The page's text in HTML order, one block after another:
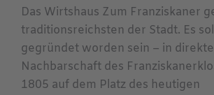
Das Wirtshaus Zum Franziskaner
traditionsreichsten der Stadt. Es
gegründet worden sein – in
Nachbarschaft des
1805 auf dem Platz des heutigen